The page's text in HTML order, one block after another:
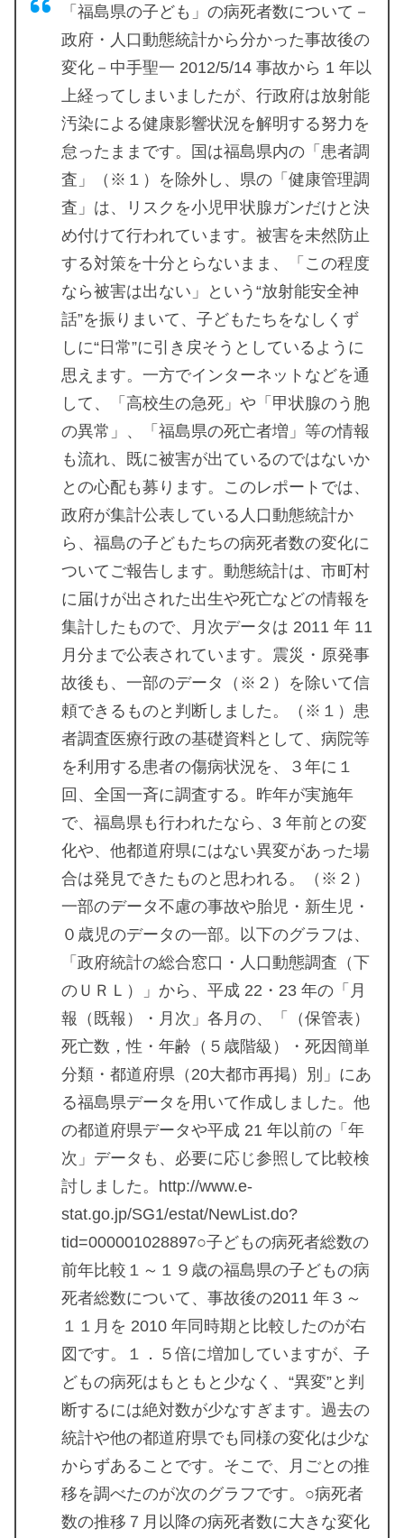
「福島県の子ども」の病死者数について－
政府・人口動態統計から分かった事故後の
変化－中手聖一 2012/5/14 事故から 1 年以
上経ってしまいましたが、行政府は放射能
汚染による健康影響状況を解明する努力を
怠ったままです。国は福島県内の「患者調
査」（※１）を除外し、県の「健康管理調
査」は、リスクを小児甲状腺ガンだけと決
め付けて行われています。被害を未然防止
する対策を十分とらないまま、「この程度
なら被害は出ない」という“放射能安全神
話”を振りまいて、子どもたちをなしくず
しに“日常”に引き戻そうとしているように
思えます。一方でインターネットなどを通
して、「高校生の急死」や「甲状腺のう胞
の異常」、「福島県の死亡者増」等の情報
も流れ、既に被害が出ているのではないか
との心配も募ります。このレポートでは、
政府が集計公表している人口動態統計か
ら、福島の子どもたちの病死者数の変化に
ついてご報告します。動態統計は、市町村
に届けが出された出生や死亡などの情報を
集計したもので、月次データは 2011 年 11
月分まで公表されています。震災・原発事
故後も、一部のデータ（※２）を除いて信
頼できるものと判断しました。（※１）患
者調査医療行政の基礎資料として、病院等
を利用する患者の傷病状況を、３年に１
回、全国一斉に調査する。昨年が実施年
で、福島県も行われたなら、3 年前との変
化や、他都道府県にはない異変があった場
合は発見できたものと思われる。（※２）
一部のデータ不慮の事故や胎児・新生児・
０歳児のデータの一部。以下のグラフは、
「政府統計の総合窓口・人口動態調査（下
のＵＲＬ）」から、平成 22・23 年の「月
報（既報）・月次」各月の、「（保管表）
死亡数，性・年齢（５歳階級）・死因簡単
分類・都道府県（20大都市再掲）別」にあ
る福島県データを用いて作成しました。他
の都道府県データや平成 21 年以前の「年
次」データも、必要に応じ参照して比較検
討しました。http://www.e-
stat.go.jp/SG1/estat/NewList.do?
tid=000001028897○子どもの病死者総数の
前年比較１～１９歳の福島県の子どもの病
死者総数について、事故後の2011 年３～
１１月を 2010 年同時期と比較したのが右
図です。１．５倍に増加していますが、子
どもの病死はもともと少なく、“異変”と判
断するには絶対数が少なすぎます。過去の
統計や他の都道府県でも同様の変化は少な
からずあることです。そこで、月ごとの推
移を調べたのが次のグラフです。○病死者
数の推移７月以降の病死者数に大きな変化